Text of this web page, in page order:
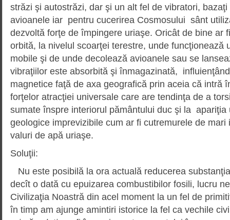
străzi şi autostrăzi, dar şi un alt fel de vibratori,
avioanele iar pentru cucerirea Cosmosului sânt
dezvoltă forţe de împingere uriaşe. Oricât de bine ar
orbită, la nivelul scoarţei terestre, unde funcţionează
mobile şi de unde decolează avioanele sau se
vibraţiilor este absorbită şi înmagazinată,
magnetice faţă de axa geografică prin aceia că intră
forţelor atracţiei universale care are tendinţa de a
sumate înspre interiorul pământului duc şi la apariţia
geologice imprevizibile cum ar fi cutremurele de
valuri de apă uriaşe.
Soluţii:
Nu este posibilă la ora actuală reducerea
decît o dată cu epuizarea combustibilor fosili, lucru
Civilizaţia Noastră din acel moment la un fel de
în timp am ajunge amintiri istorice la fel ca vechile